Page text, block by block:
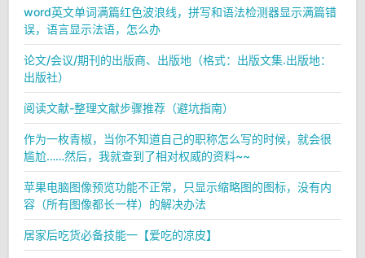
word英文单词满篇红色波浪线，拼写和语法检测器显示满篇错
误，语言显示法语，怎么办
论文/会议/期刊的出版商、出版地（格式：出版文集.出版地：
出版社）
阅读文献-整理文献步骤推荐（避坑指南）
作为一枚青椒，当你不知道自己的职称怎么写的时候，就会很
尴尬……然后，我就查到了相对权威的资料~~
苹果电脑图像预览功能不正常，只显示缩略图的图标，没有内
容（所有图像都长一样）的解决办法
居家后吃货必备技能一【爱吃的凉皮】